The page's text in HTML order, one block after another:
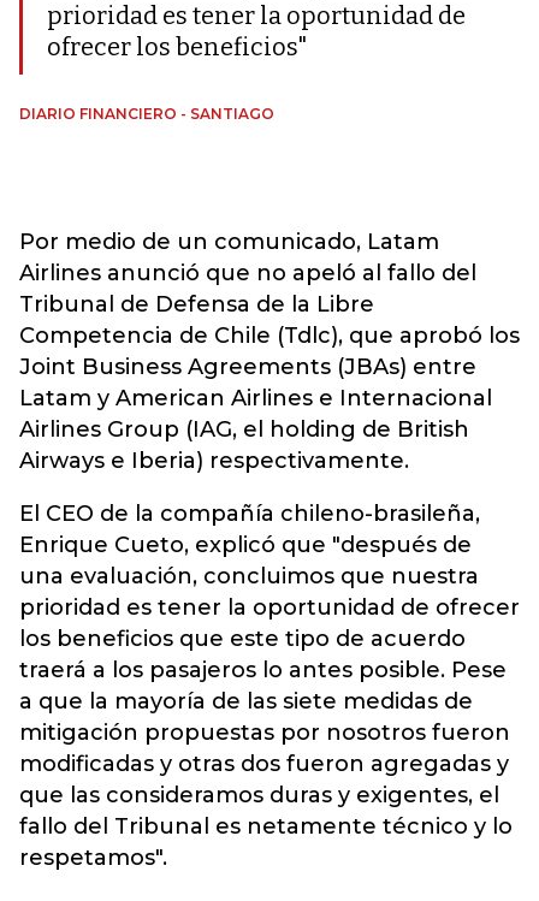
prioridad es tener la oportunidad de
ofrecer los beneficios"
DIARIO FINANCIERO - SANTIAGO
Por medio de un comunicado, Latam
Airlines anunció que no apeló al fallo del
Tribunal de Defensa de la Libre
Competencia de Chile (Tdlc), que aprobó los
Joint Business Agreements (JBAs) entre
Latam y American Airlines e Internacional
Airlines Group (IAG, el holding de British
Airways e Iberia) respectivamente.
El CEO de la compañía chileno-brasileña,
Enrique Cueto, explicó que "después de
una evaluación, concluimos que nuestra
prioridad es tener la oportunidad de ofrecer
los beneficios que este tipo de acuerdo
traerá a los pasajeros lo antes posible. Pese
a que la mayoría de las siete medidas de
mitigación propuestas por nosotros fueron
modificadas y otras dos fueron agregadas y
que las consideramos duras y exigentes, el
fallo del Tribunal es netamente técnico y lo
respetamos".